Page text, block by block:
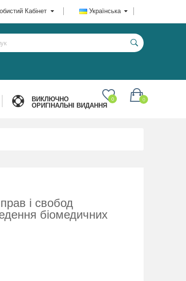
Українська
Кабінет
ВИКЛЮЧНО
ОРИГІНАЛЬНІ ВИДАННЯ
0
0
і свобод
біомедичних